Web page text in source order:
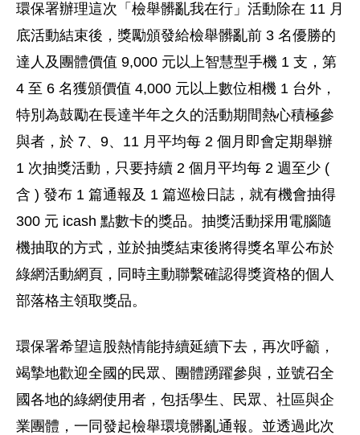
環保署辦理這次「檢舉髒亂我在行」活動除在 11 月
底活動結束後，獎勵頒發給檢舉髒亂前 3 名優勝的
達人及團體價值 9,000 元以上智慧型手機 1 支，第
4 至 6 名獲頒價值 4,000 元以上數位相機 1 台外，
特別為鼓勵在長達半年之久的活動期間熱心積極參
與者，於 7、9、11 月平均每 2 個月即會定期舉辦
1 次抽獎活動，只要持續 2 個月平均每 2 週至少 (
含 ) 發布 1 篇通報及 1 篇巡檢日誌，就有機會抽得
300 元 icash 點數卡的獎品。抽獎活動採用電腦隨
機抽取的方式，並於抽獎結束後將得獎名單公布於
綠網活動網頁，同時主動聯繫確認得獎資格的個人
部落格主領取獎品。
環保署希望這股熱情能持續延續下去，再次呼籲，
竭摯地歡迎全國的民眾、團體踴躍參與，並號召全
國各地的綠網使用者，包括學生、民眾、社區與企
業團體，一同發起檢舉環境髒亂通報。並透過此次